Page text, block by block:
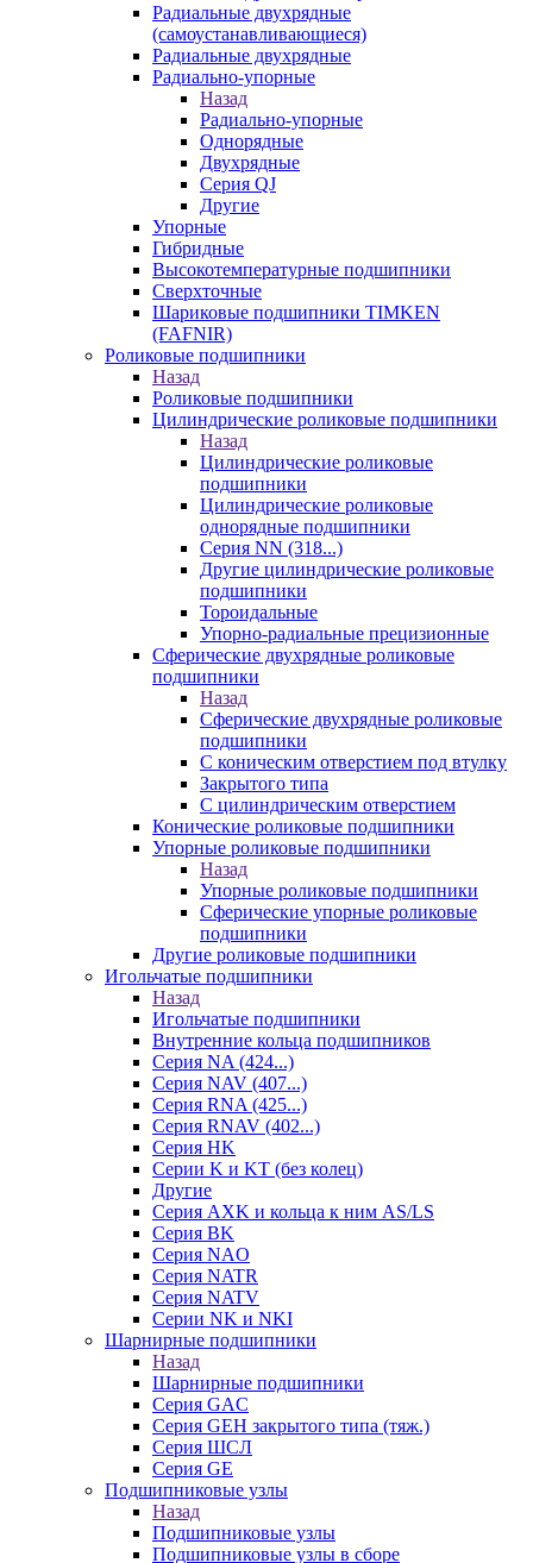
Радиальные двухрядные
(самоустанавливающиеся)
Радиальные двухрядные
Радиально-упорные
Назад
Радиально-упорные
Однорядные
Двухрядные
Серия QJ
Другие
Упорные
Гибридные
Высокотемпературные подшипники
Сверхточные
Шариковые подшипники TIMKEN
(FAFNIR)
Роликовые подшипники
Назад
Роликовые подшипники
Цилиндрические роликовые подшипники
Назад
Цилиндрические роликовые
подшипники
Цилиндрические роликовые
однорядные подшипники
Серия NN (318...)
Другие цилиндрические роликовые
подшипники
Тороидальные
Упорно-радиальные прецизионные
Сферические двухрядные роликовые
подшипники
Назад
Сферические двухрядные роликовые
подшипники
С коническим отверстием под втулку
Закрытого типа
С цилиндрическим отверстием
Конические роликовые подшипники
Упорные роликовые подшипники
Назад
Упорные роликовые подшипники
Сферические упорные роликовые
подшипники
Другие роликовые подшипники
Игольчатые подшипники
Назад
Игольчатые подшипники
Внутренние кольца подшипников
Серия NA (424...)
Серия NAV (407...)
Серия RNA (425...)
Серия RNAV (402...)
Серия HK
Серии K и KT (без колец)
Другие
Серия AXK и кольца к ним AS/LS
Серия BK
Серия NAO
Серия NATR
Серия NATV
Серии NK и NKI
Шарнирные подшипники
Назад
Шарнирные подшипники
Серия GAC
Серия GEH закрытого типа (тяж.)
Серия ШСЛ
Серия GE
Подшипниковые узлы
Назад
Подшипниковые узлы
Подшипниковые узлы в сборе